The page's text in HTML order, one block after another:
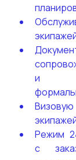
и
Режим
с